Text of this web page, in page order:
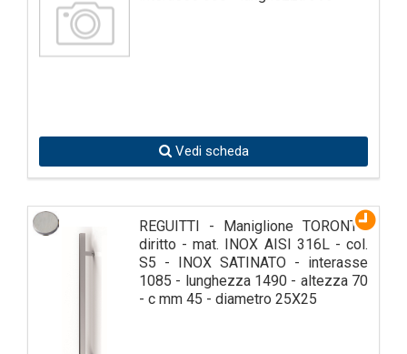
Vedi scheda
REGUITTI - Maniglione TORONTO
diritto - mat. INOX AISI 316L - col.
S5 - INOX SATINATO - interasse
1085 - lunghezza 1490 - altezza 70
- c mm 45 - diametro 25X25